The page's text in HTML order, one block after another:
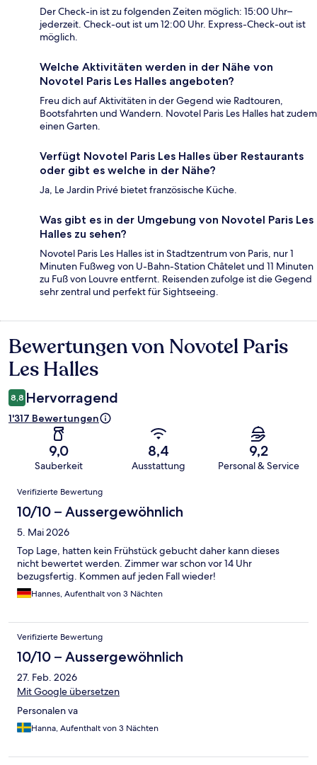
Der Check-in ist zu folgenden Zeiten möglich: 15:00 Uhr–
jederzeit. Check-out ist um 12:00 Uhr. Express-Check-out ist
möglich.
Welche Aktivitäten werden in der Nähe von
Novotel Paris Les Halles angeboten?
Freu dich auf Aktivitäten in der Gegend wie Radtouren,
Bootsfahrten und Wandern. Novotel Paris Les Halles hat zudem
einen Garten.
Verfügt Novotel Paris Les Halles über Restaurants
oder gibt es welche in der Nähe?
Ja, Le Jardin Privé bietet französische Küche.
Was gibt es in der Umgebung von Novotel Paris Les
Halles zu sehen?
Novotel Paris Les Halles ist in Stadtzentrum von Paris, nur 1
Minuten Fußweg von U-Bahn-Station Châtelet und 11 Minuten
zu Fuß von Louvre entfernt. Reisenden zufolge ist die Gegend
sehr zentral und perfekt für Sightseeing.
Bewertungen
Bewertungen von Novotel Paris
Les Halles
8,8 Hervorragend
1'317 Bewertungen
9,0
Sauberkeit
8,4
Ausstattung
9,2
Personal & Service
Bewertungen
Verifizierte Bewertung
10/10 – Aussergewöhnlich
5. Mai 2026
Top Lage, hatten kein Frühstück gebucht daher kann dieses
nicht bewertet werden. Zimmer war schon vor 14 Uhr
bezugsfertig. Kommen auf jeden Fall wieder!
Hannes, Aufenthalt von 3 Nächten
Verifizierte Bewertung
10/10 – Aussergewöhnlich
27. Feb. 2026
Mit Google übersetzen
Personalen va
Hanna, Aufenthalt von 3 Nächten